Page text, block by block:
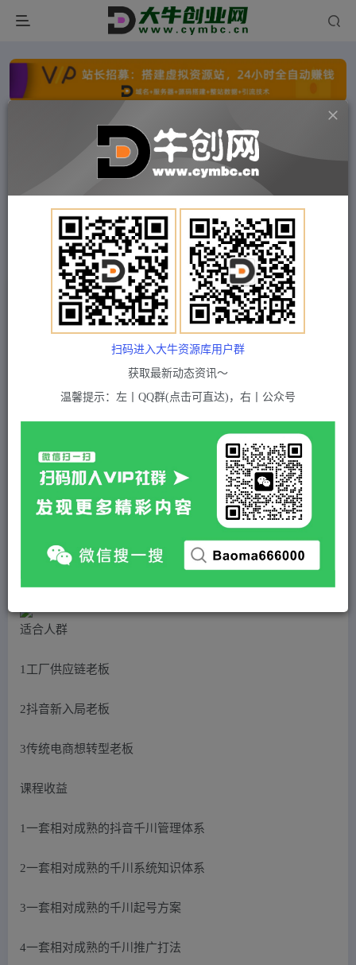
点击开通分站+ 每日收入300+
文字广告火爆招租 文字广告火爆招租
文字广告火爆招租
文字广告火爆招租 文字广告火爆招租
付费项目 中创网 正文
（5297期）2023抖音千川运营训练营，起号期+增
长期 的搭建计划详细实战课！
5 积分
黄金会员 2 超级会员(永久VIP) 免费
站长QQ：1970819299
付费资源
适合人群
1工厂供应链老板
2抖音新入局老板
3传统电商想转型老板
课程收益
1一套相对成熟的抖音千川管理体系
2一套相对成熟的千川系统知识体系
3一套相对成熟的千川起号方案
4一套相对成熟的千川推广打法
扫码进入大牛资源库用户群
获取最新动态资讯～
温馨提示：左丨QQ群(点击可直达)，右丨公众号